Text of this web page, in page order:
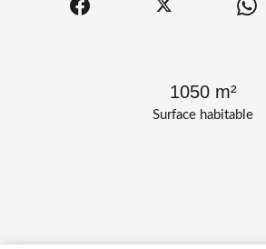
Surface habitable
1050 m²